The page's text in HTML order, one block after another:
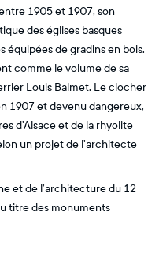
1905 et 1907, son
des églises basques
équipées de gradins en bois.
comme le volume de sa
Louis Balmet. Le clocher
1907 et devenu dangereux,
d’Alsace et de la rhyolite
un projet de l’architecte
et de l’architecture du 12
titre des monuments